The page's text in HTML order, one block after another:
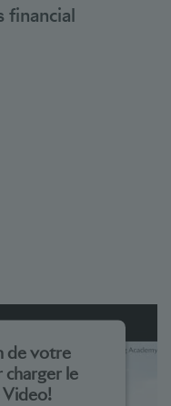
Platform
financial
de votre
le
Video!